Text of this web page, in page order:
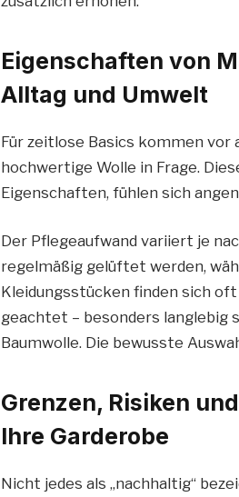
Eigenschaften von
Alltag und Umwelt
Für zeitlose Basics kommen vor
hochwertige Wolle in Frage.
Eigenschaften, fühlen sich
Der Pflegeaufwand variiert je
regelmäßig gelüftet werden,
Kleidungsstücken finden sich
geachtet – besonders langlebig
Baumwolle. Die bewusste
Grenzen, Risiken
Ihre Garderobe
Nicht jedes als „nachhaltig“